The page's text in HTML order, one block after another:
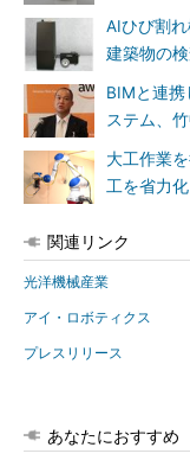
AIひび割
建築物の
BIMと連
ステム、
大工作業
工を省力化
関連リンク
光洋機械産業
アイ・ロボティクス
プレスリリース
あなたにおすすめ